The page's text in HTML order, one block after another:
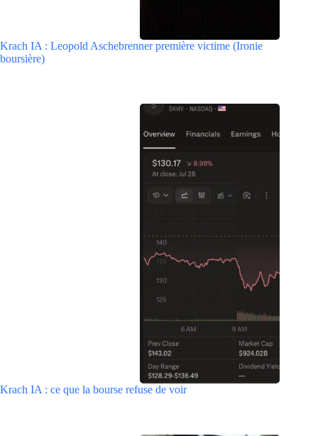
Krach IA : Leopold Aschebrenner première victime (Ironie
boursière)
Krach IA : ce que la bourse refuse de voir